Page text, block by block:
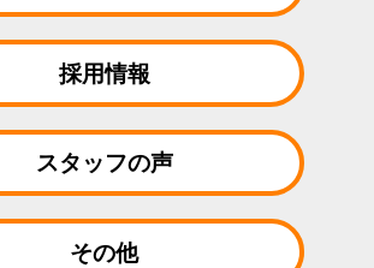
採用情報
スタッフの声
その他